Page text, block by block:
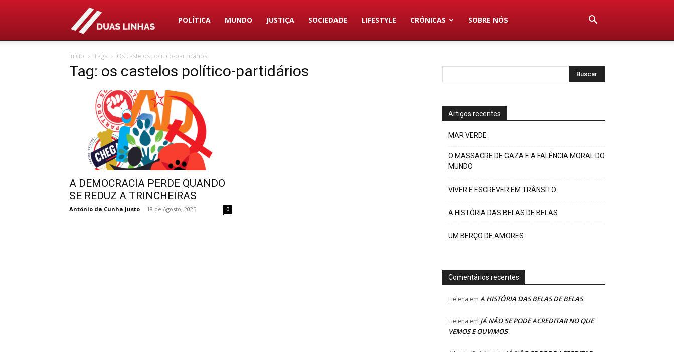
Duas
Linhas
POLÍTICA MUNDO JUSTIÇA SOCIEDADE LIFESTYLE CRÓNICAS SOBRE NÓS
Início Tags Os castelos político-partidários
Tag: os castelos político-partidários
A DEMOCRACIA PERDE QUANDO
SE REDUZ A TRINCHEIRAS
António da Cunha Justo - 18 de Agosto, 2025 0
Artigos recentes
MAR VERDE
O MASSACRE DE GAZA E A FALÊNCIA MORAL DO
MUNDO
VIVER E ESCREVER EM TRÂNSITO
A HISTÓRIA DAS BELAS DE BELAS
UM BERÇO DE AMORES
Comentários recentes
Helena em A HISTÓRIA DAS BELAS DE BELAS
Helena em JÁ NÃO SE PODE ACREDITAR NO QUE
VEMOS E OUVIMOS